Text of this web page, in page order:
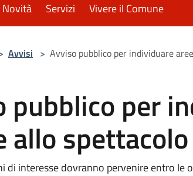
Novità Servizi Vivere il Comune
Avvisi > Avviso pubblico per individuare
pubblico per
allo
di interesse dovranno pervenire entro le